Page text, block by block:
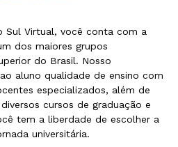
Sul Virtual, você conta com a
dos maiores grupos
do Brasil. Nosso
aluno qualidade de ensino com
especializados, além de
cursos de graduação e
tem a liberdade de escolher a
universitária.